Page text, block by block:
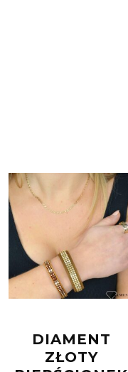
DIAMENT
ZŁOTY